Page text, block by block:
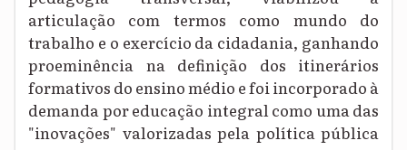
articulação com termos como mundo do
trabalho e o exercício da cidadania, ganhando
proeminência na definição dos itinerários
formativos do ensino médio e foi incorporado à
demanda por educação integral como uma das
"inovações" valorizadas pela política pública